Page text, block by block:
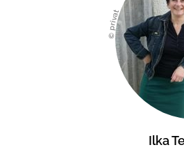
© privat
Ilka